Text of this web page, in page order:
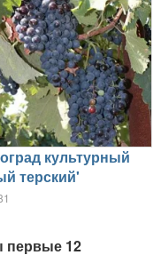
культурный
терский'
первые 12